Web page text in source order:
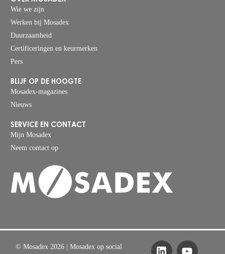
Wie we zijn
Werken bij Mosadex
Duurzaamheid
Certificeringen en keurmerken
Pers
BLIJF OP DE HOOGTE
Mosadex-magazines
Nieuws
SERVICE EN CONTACT
Mijn Mosadex
Neem contact op
© Mosadex 2026| Mosadex op social